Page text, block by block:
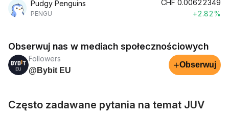
Pudgy Penguins
PENGU
CHF 0.00622349
+2.82%
Obserwuj nas w mediach społecznościowych
Followers
@Bybit EU
+Obserwuj
Często zadawane pytania na temat JUV